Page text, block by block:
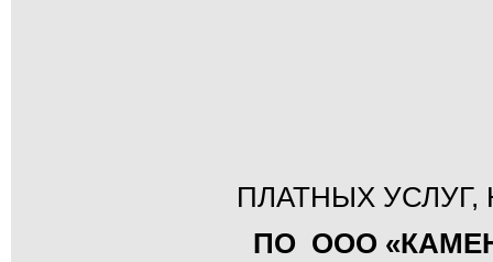
ПЛАТНЫХ
ПО ООО